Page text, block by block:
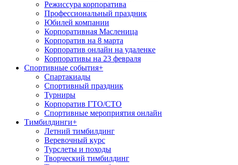
Режиссура корпоратива
Профессиональный праздник
Юбилей компании
Корпоративная Масленица
Корпоратив на 8 марта
Корпоратив онлайн на удаленке
Корпоративы на 23 февраля
Спортивные события+
Спартакиады
Спортивный праздник
Турниры
Корпоратив ГТО/СТО
Спортивные мероприятия онлайн
Тимбилдинги+
Летний тимбилдинг
Веревочный курс
Турслеты и походы
Творческий тимбилдинг